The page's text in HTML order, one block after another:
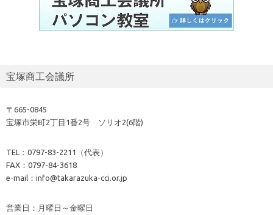
宝塚商工会議所
〒665-0845
宝塚市栄町2丁目1番2号 ソリオ2(6階)
TEL：0797-83-2211（代表）
FAX：0797-84-3618
e-mail：info@takarazuka-cci.or.jp
営業日：月曜日～金曜日